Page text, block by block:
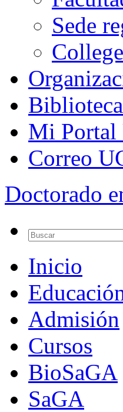
Sede
Mi Portal
Correo
Doctorado
Inicio
Admisión
Cursos
BioSaGA
SaGA